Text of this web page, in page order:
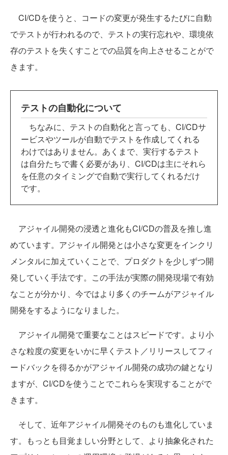
CI/CDを使うと、コードの変更が発生するたびに自動
でテストが行われるので、テストの実行忘れや、環境依
存のテストを失くすことでの品質を向上させることがで
きます。
テストの自動化について
ちなみに、テストの自動化と言っても、CI/CDサ
ービスやツールが自動でテストを作成してくれる
わけではありません。あくまで、実行するテスト
は自分たちで書く必要があり、CI/CDは主にそれら
を任意のタイミングで自動で実行してくれるだけ
です。
アジャイル開発の浸透と進化もCI/CDの普及を推し進
めています。アジャイル開発とは小さな変更をインクリ
メンタルに加えていくことで、プロダクトを少しずつ開
発していく手法です。この手法が実際の開発現場で有効
なことが分かり、今ではより多くのチームがアジャイル
開発をするようになりました。
アジャイル開発で重要なことはスピードです。より小
さな粒度の変更をいかに早くテスト／リリースしてフィ
ードバックを得るかがアジャイル開発の成功の鍵となり
ますが、CI/CDを使うことでこれらを実現することがで
きます。
そして、近年アジャイル開発そのものも進化していま
す。もっとも目覚ましい分野として、より抽象化された